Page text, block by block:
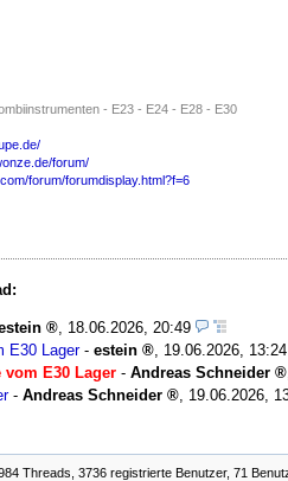
- E23 - E24 - E28 - E30
forum/
forum/forumdisplay.html?f=6
, 18.06.2026, 20:49
E30 Lager- estein , 19.06.2026, 13:24
vom E30 Lager - Andreas Schneider
- Andreas Schneider , 19.06.2026,
Threads, 3736 registrierte Benutzer, 71